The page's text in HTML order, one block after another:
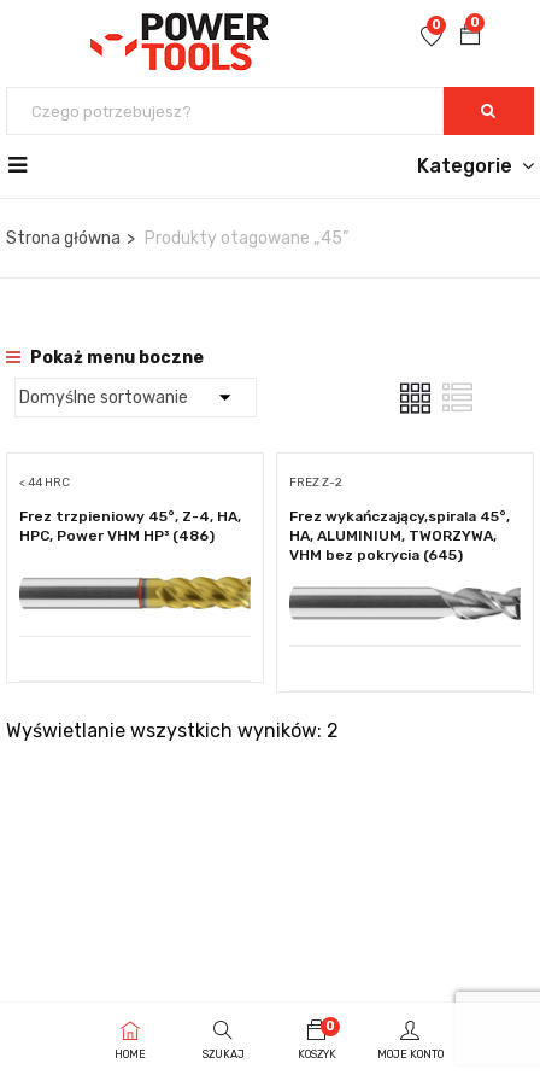
0
0
Kategorie
Strona główna Produkty otagowane „45”
Pokaż menu boczne
< 44 HRC
Frez trzpieniowy 45°, Z-4, HA,
HPC, Power VHM HP³ (486)
FREZ Z-2
Frez wykańczający,spirala 45°,
HA, ALUMINIUM, TWORZYWA,
VHM bez pokrycia (645)
Wyświetlanie wszystkich wyników: 2
HOME SZUKAJ
0
KOSZYK MOJE KONTO